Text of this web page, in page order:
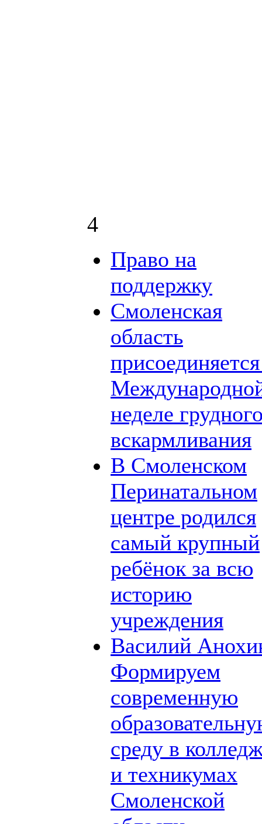
4
Право на
поддержку
Смоленская
область
неделе
вскармливания
В Смоленском
Перинатальном
центре родился
самый крупный
ребёнок за всю
историю
учреждения
Василий
Формируем
современную
среду в
и техникумах
Смоленской